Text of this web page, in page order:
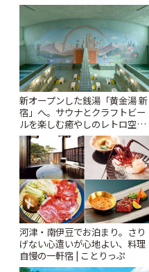
札すぐのレトロ喫茶まで~ | こと
新オープンした銭湯「黄金湯 新
宿」へ。サウナとクラフトビー
ルを楽しむ癒やしのレトロ空間
| ことりっぷ
河津・南伊豆でお泊まり。さり
げない心遣いが心地よい、料理
自慢の一軒宿 | ことりっぷ